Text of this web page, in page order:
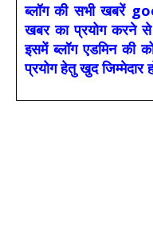
ब्लॉग की सभी खबरें
खबर का प्रयोग करने
इसमें ब्लॉग एडमिन की
प्रयोग हेतु खुद जिम्मेदार